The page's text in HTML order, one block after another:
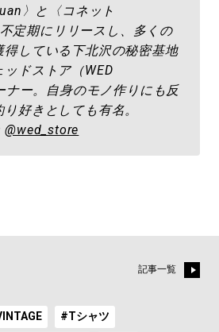
〉と〈コネット
定期にリリースし、多くの
得している下北沢の秘密基地
ドストア（WED
ナー。自身のモノ作りにも反
好きとしても有名。
@wed_store
記事一覧
#Tシャツ